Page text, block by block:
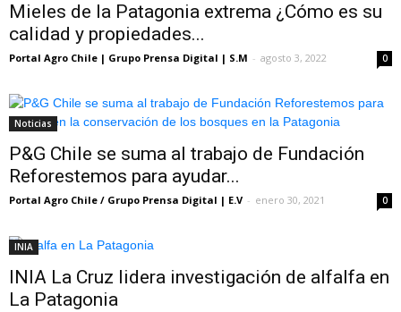
Mieles de la Patagonia extrema ¿Cómo es su
calidad y propiedades...
Portal Agro Chile | Grupo Prensa Digital | S.M - agosto 3, 2022 0
Noticias
P&G Chile se suma al trabajo de Fundación
Reforestemos para ayudar...
Portal Agro Chile / Grupo Prensa Digital | E.V - enero 30, 2021 0
INIA
INIA La Cruz lidera investigación de alfalfa en
La Patagonia